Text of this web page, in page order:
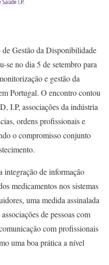
Gestão da Disponibilidade
no dia 5 de setembro para
e gestão da
Portugal. O encontro contou
I.P, associações da indústria
ordens profissionais e
o compromisso conjunto
integração de informação
medicamentos nos sistemas
uma medida assinalada
de pessoas com
com profissionais
uma boa prática a nível